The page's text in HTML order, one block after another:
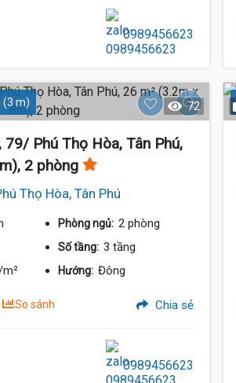
0989456623
(3 m) 72
79/ Phú Thọ Hòa, Tân Phú,
2 phòng
Thọ Hòa, Tân Phú
Phòng ngủ: 2 phòng
Số tầng: 3 tầng
Hướng: Đông
So sánh Chia sẻ
0989456623